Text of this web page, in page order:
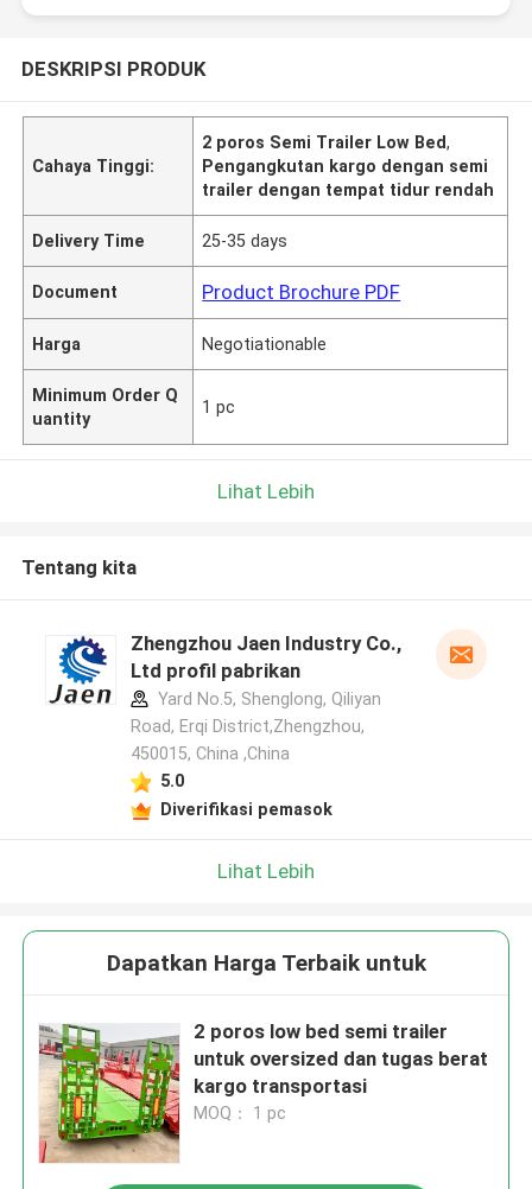
DESKRIPSI PRODUK
Cahaya Tinggi:
2 poros Semi Trailer Low Bed,
Pengangkutan kargo dengan semi
trailer dengan tempat tidur rendah
Delivery Time 25-35 days
Document Product Brochure PDF
Harga Negotiationable
Minimum Order Q
uantity
1 pc
Lihat Lebih
Tentang kita
Zhengzhou Jaen Industry Co.,
Ltd profil pabrikan
Yard No.5, Shenglong, Qiliyan
Road, Erqi District,Zhengzhou,
450015, China ,China
5.0
Diverifikasi pemasok
Lihat Lebih
Dapatkan Harga Terbaik untuk
2 poros low bed semi trailer
untuk oversized dan tugas berat
kargo transportasi
MOQ： 1 pc